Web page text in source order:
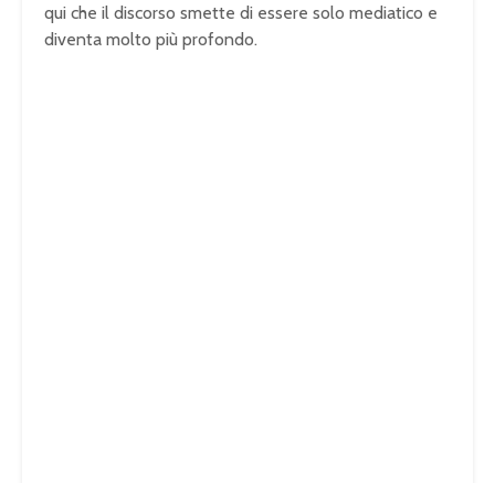
qui che il discorso smette di essere solo mediatico e
diventa molto più profondo.